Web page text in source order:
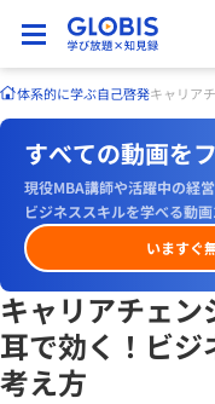
体系的に学ぶ自己啓発キャリア
すべての動画を
現役MBA講師や活躍中の経
ビジネススキルを学べる動
いますぐ
キャリアチェ
耳で効く！ビ
考え方